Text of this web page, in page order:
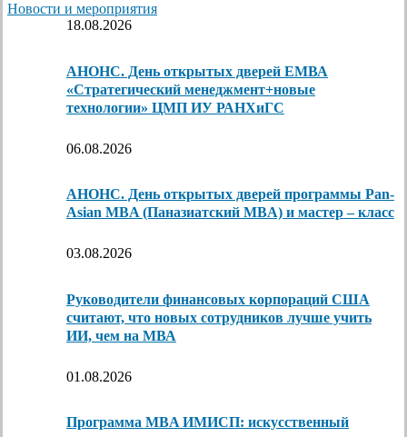
Новости и мероприятия
18.08.2026
АНОНС. День открытых дверей ЕМВА
«Стратегический менеджмент+новые
технологии» ЦМП ИУ РАНХиГС
06.08.2026
АНОНС. День открытых дверей программы Pan-
Asian MBA (Паназиатский MBA) и мастер – класс
03.08.2026
Руководители финансовых корпораций США
считают, что новых сотрудников лучше учить
ИИ, чем на МВА
01.08.2026
Программа MBA ИМИСП: искусственный